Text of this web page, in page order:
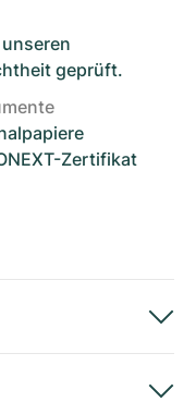
geprüft.
Zertifikat